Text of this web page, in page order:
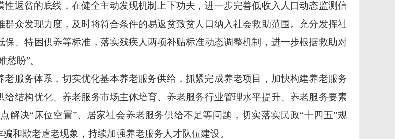
性返贫的底线，在健全主动发现机制上下功夫，进一步完善低收入人口动态监测信
众发现力度，及时将符合条件的易返贫致贫人口纳入社会救助范围。充分发挥社
、特困供养等标准，落实残疾人两项补贴标准动态调整机制，进一步根据救助对
愁盼”。
老服务体系，切实优化基本养老服务供给，抓紧完成养老项目，加快构建养老服务
结构优化、养老服务市场主体培育、养老服务行业管理水平提升、养老服务要素
解决“床位空置”、居家社会养老服务供给不足等问题，切实落实民政“十四五”规
和欺老虐老现象，持续加强养老服务人才队伍建设。